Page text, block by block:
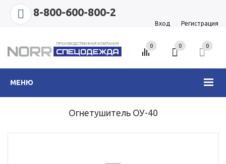
8-800-600-800-2
Вход Регистрация
МЕНЮ
0 0
0
Огнетушитель ОУ-40